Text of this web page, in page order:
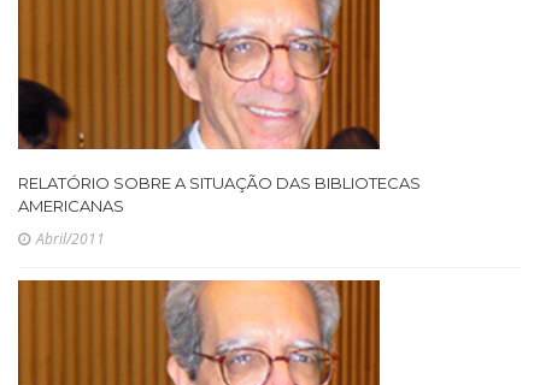
RELATÓRIO SOBRE A SITUAÇÃO DAS BIBLIOTECAS
AMERICANAS
Abril/2011